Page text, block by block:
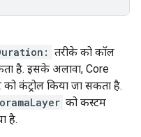
तरीके को कॉल
है. इसके अलावा, Core
कंट्रोल किया जा सकता है.
को कस्टम
है.